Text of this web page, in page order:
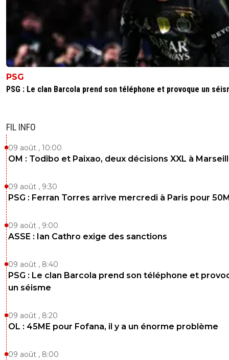
PSG
PSG : Le clan Barcola prend son téléphone et provoque un
FIL INFO
09 août , 10:00
OM : Todibo et Paixao, deux décisions XXL à
09 août , 9:30
PSG : Ferran Torres arrive mercredi à Paris pour
09 août , 9:00
ASSE : Ian Cathro exige des sanctions
09 août , 8:40
PSG : Le clan Barcola prend son téléphone et
un séisme
09 août , 8:20
OL : 45ME pour Fofana, il y a un énorme problème
09 août , 8:00